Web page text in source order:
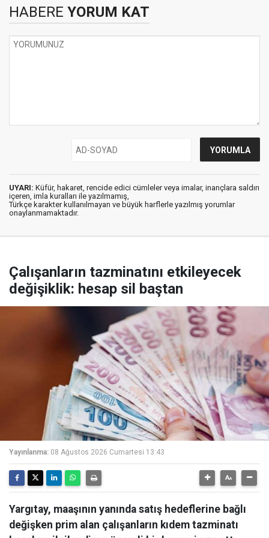
HABERE YORUM KAT
UYARI: Küfür, hakaret, rencide edici cümleler veya imalar, inançlara saldırı
içeren, imla kuralları ile yazılmamış,
Türkçe karakter kullanılmayan ve büyük harflerle yazılmış yorumlar
onaylanmamaktadır.
Çalışanların tazminatını etkileyecek
değişiklik: hesap sil baştan
Yayınlanma: 08 Ağustos 2026 Cumartesi 13:43
Yargıtay, maaşının yanında satış hedeflerine bağlı
değişken prim alan çalışanların kıdem tazminatı